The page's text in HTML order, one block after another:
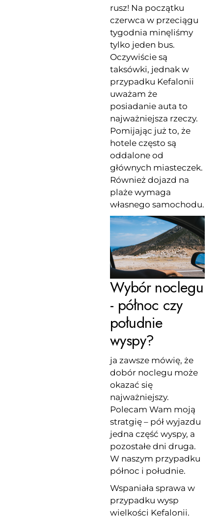
rusz! Na początku
czerwca w przeciągu
tygodnia minęliśmy
tylko jeden bus.
Oczywiście są
taksówki, jednak w
przypadku Kefalonii
uważam że
posiadanie auta to
najważniejsza rzeczy.
Pomijając już to, że
hotele często są
oddalone od
głównych miasteczek.
Również dojazd na
plaże wymaga
własnego samochodu.
Wybór noclegu
- północ czy
południe
wyspy?
ja zawsze mówię, że
dobór noclegu może
okazać się
najważniejszy.
Polecam Wam moją
stratgię – pół wyjazdu
jedna część wyspy, a
pozostałe dni druga.
W naszym przypadku
północ i południe.
Wspaniała sprawa w
przypadku wysp
wielkości Kefalonii.